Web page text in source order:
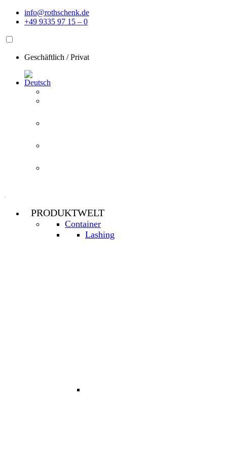
Zum
Inhalt
info@rothschenk.de
+49 9335 97 15 – 0
Geschäftlich /Privat
PRODUKTWELT
Container
Lashing